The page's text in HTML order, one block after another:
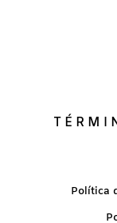
Política